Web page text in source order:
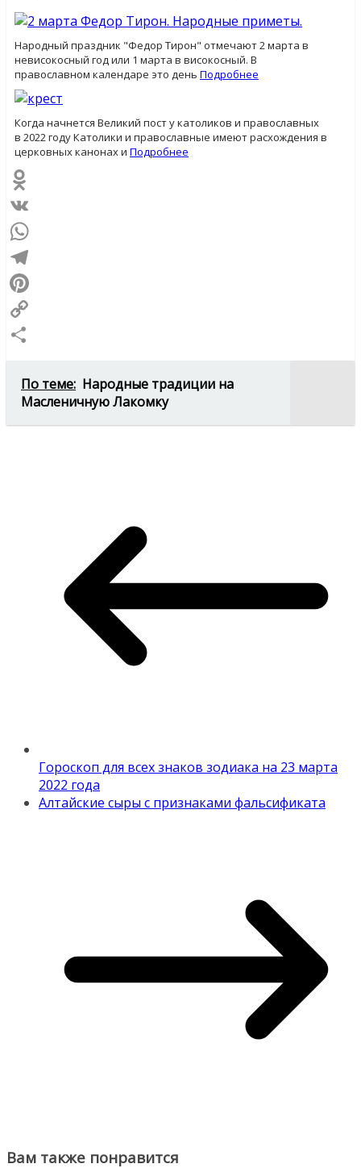
Народный праздник "Федор Тирон" отмечают 2 марта в
невисокосный год или 1 марта в високосный. В
православном календаре это день Подробнее
Когда начнется Великий пост у католиков и православных
в 2022 году Католики и православные имеют расхождения в
церковных канонах и Подробнее
Odnoklassniki
VK
WhatsApp
Telegram
Pinterest
Copy
По теме: Народные традиции на
Масленичную Лакомку
Гороскоп для всех знаков зодиака на 23 марта
2022 года
Алтайские сыры с признаками фальсификата
Вам также понравится